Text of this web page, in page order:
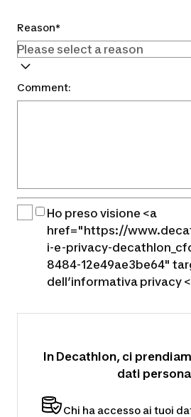
Reason*
Comment:
Ho preso visione <a
href="https://
i-e-privacy-
8484-12e49ae3be64"
dell’informativa privacy
In Decathlon, ci
dati
Chi ha accesso ai tuoi